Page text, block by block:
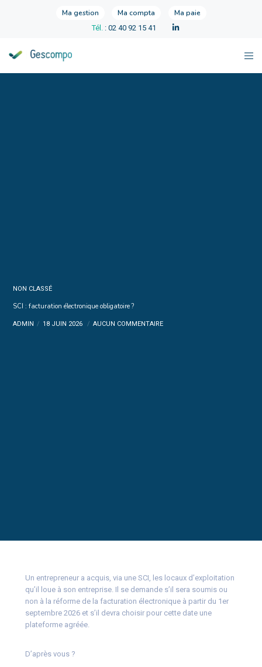
Ma gestion Ma compta Ma paie
Tél. : 02 40 92 15 41
NON CLASSÉ
SCI : facturation électronique obligatoire ?
ADMIN 18 JUIN 2026 AUCUN COMMENTAIRE
Un entrepreneur a acquis, via une SCI, les locaux d’exploitation
qu’il loue à son entreprise. Il se demande s’il sera soumis ou
non à la réforme de la facturation électronique à partir du 1er
septembre 2026 et s’il devra choisir pour cette date une
plateforme agréée.
D’après vous ?